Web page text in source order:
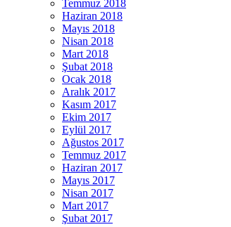
Temmuz 2018
Haziran 2018
Mayıs 2018
Nisan 2018
Mart 2018
Şubat 2018
Ocak 2018
Aralık 2017
Kasım 2017
Ekim 2017
Eylül 2017
Ağustos 2017
Temmuz 2017
Haziran 2017
Mayıs 2017
Nisan 2017
Mart 2017
Şubat 2017